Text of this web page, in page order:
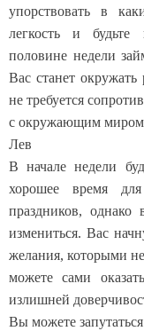
упорствовать в
легкость и будьте
половине недели
Вас станет
не требуется
с окружающим
Лев
В начале недели
хорошее время
праздников, однако
измениться. Вас
желания, которыми
можете сами
излишней
Вы можете